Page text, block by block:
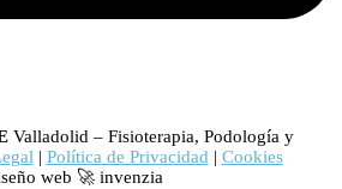
Valladolid – Fisioterapia, Podología y
| Política de Privacidad | Cookies
web 🚀 invenzia